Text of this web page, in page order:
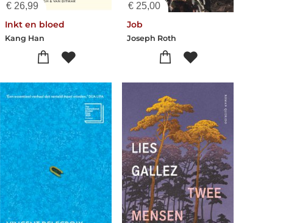
€ 26,99
Inkt en bloed
Kang Han
€ 25,00
Job
Joseph Roth